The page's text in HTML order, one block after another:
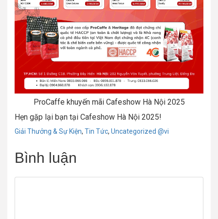
ProCaffe khuyến mãi Cafeshow Hà Nội 2025
Hẹn gặp lại bạn tại Cafeshow Hà Nội 2025!
Chuyên
Giải Thưởng & Sự Kiện, Tin Tức, Uncategorized @vi
Bình luận